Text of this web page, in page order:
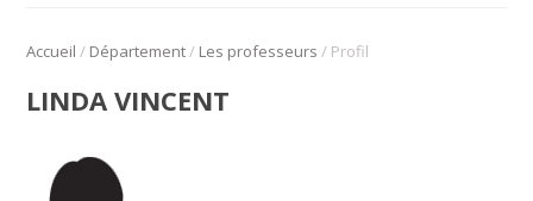
Accueil / Département/ Les professeurs / Profil
LINDA VINCENT